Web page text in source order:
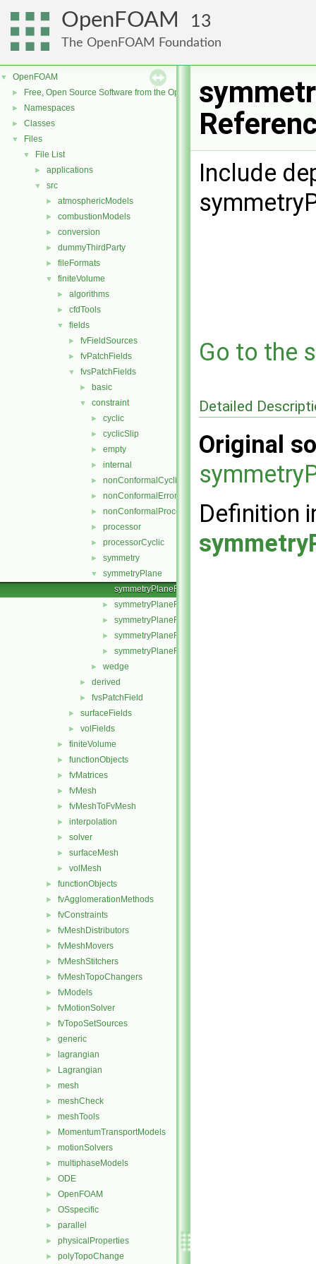
OpenFOAM 13
The OpenFOAM Foundation
▼ OpenFOAM
► Free, Open Source Software from the OpenFOAM Foundation
► Namespaces
► Classes
▼ Files
▼ File List
► applications
▼ src
► atmosphericModels
► combustionModels
► conversion
► dummyThirdParty
► fileFormats
▼ finiteVolume
► algorithms
► cfdTools
▼ fields
► fvFieldSources
► fvPatchFields
▼ fvsPatchFields
► basic
▼ constraint
► cyclic
► cyclicSlip
► empty
► internal
► nonConformalCyclic
► nonConformalError
► nonConformalProcessorCyclic
► processor
► processorCyclic
► symmetry
▼
symmetryPlane
symmetryPlaneFvsPatchField.C
► symmetryPlaneFvsPatchField.H
► symmetryPlaneFvsPatchFields.C
► symmetryPlaneFvsPatchFields.H
► symmetryPlaneFvsPatchFieldsFwd.H
► wedge
► derived
► fvsPatchField
► surfaceFields
► volFields
► finiteVolume
► functionObjects
► fvMatrices
► fvMesh
► fvMeshToFvMesh
► interpolation
► solver
► surfaceMesh
► volMesh
► functionObjects
► fvAgglomerationMethods
► fvConstraints
► fvMeshDistributors
► fvMeshMovers
► fvMeshStitchers
► fvMeshTopoChangers
► fvModels
► fvMotionSolver
► fvTopoSetSources
► generic
► lagrangian
► Lagrangian
► mesh
► meshCheck
► meshTools
► MomentumTransportModels
► motionSolvers
► multiphaseModels
► ODE
► OpenFOAM
► OSspecific
► parallel
► physicalProperties
► polyTopoChange
Include
Go to the
Detailed
Original
Definition